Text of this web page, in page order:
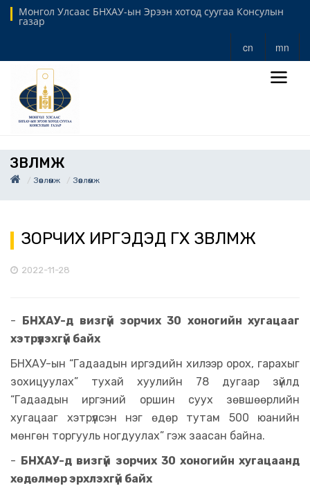
Монгол Улсаас БНХАУ-ын Эрээн хотод суугаа Консулын
газар
cn mn
ЗӨВЛӨМЖ
Зөвлөмж Зөвлөмж
ЗОРЧИХ ИРГЭДЭД ӨГӨХ ЗӨВЛӨМЖ
2022-11-28
- БНХАУ-д визгүй зорчих 30 хоногийн хугацааг
хэтрүүлэхгүй байх
БНХАУ-ын “Гадаадын иргэдийн хилээр орох, гарахыг
зохицуулах” тухай хуулийн 78 дугаар зүйлд
“Гадаадын иргэний оршин суух зөвшөөрлийн
хугацааг хэтрүүлсэн нэг өдөр тутам 500 юанийн
мөнгөн торгууль ногдуулах” гэж заасан байна.
- БНХАУ-д визгүй зорчих 30 хоногийн хугацаанд
хөдөлмөр эрхлэхгүй байх